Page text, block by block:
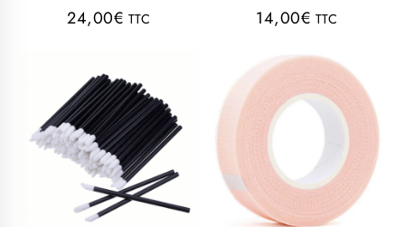
24,00€ TTC 14,00€ TTC